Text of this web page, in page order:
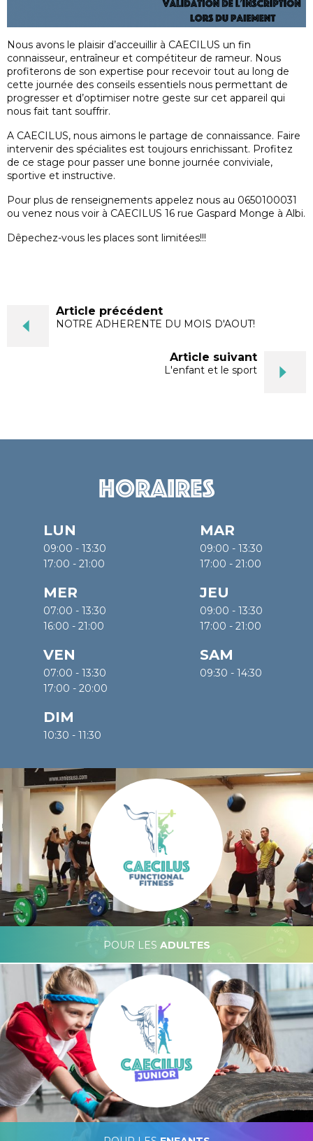
Nous avons le plaisir d’acceuillir à CAECILUS un fin
connaisseur, entraîneur et compétiteur de rameur. Nous
profiterons de son expertise pour recevoir tout au long de
cette journée des conseils essentiels nous permettant de
progresser et d’optimiser notre geste sur cet appareil qui
nous fait tant souffrir.
A CAECILUS, nous aimons le partage de connaissance. Faire
intervenir des spécialites est toujours enrichissant. Profitez
de ce stage pour passer une bonne journée conviviale,
sportive et instructive.
Pour plus de renseignements appelez nous au 0650100031
ou venez nous voir à CAECILUS 16 rue Gaspard Monge à Albi.
Dêpechez-vous les places sont limitées!!!
Article précédent
NOTRE ADHERENTE DU MOIS D'AOUT!
Article suivant
L'enfant et le sport
L'enfant
Horaires
LUN
09:00 - 13:30
17:00 - 21:00
MAR
09:00 - 13:30
17:00 - 21:00
MER
07:00 - 13:30
16:00 - 21:00
JEU
09:00 - 13:30
17:00 - 21:00
VEN
07:00 - 13:30
17:00 - 20:00
SAM
09:30 - 14:30
DIM
10:30 - 11:30
Nos activites
Caecilus Functional Fitness
POUR LES ADULTES